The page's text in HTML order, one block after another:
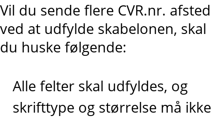
Vil du sende flere CVR.nr. afsted
ved at udfylde skabelonen, skal
du huske følgende:
Alle felter skal udfyldes, og
skrifttype og størrelse må ikke